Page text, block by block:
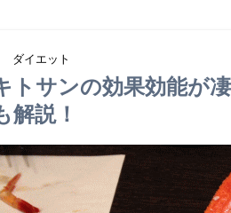
ダイエット
トサンの効果効能が
解説！